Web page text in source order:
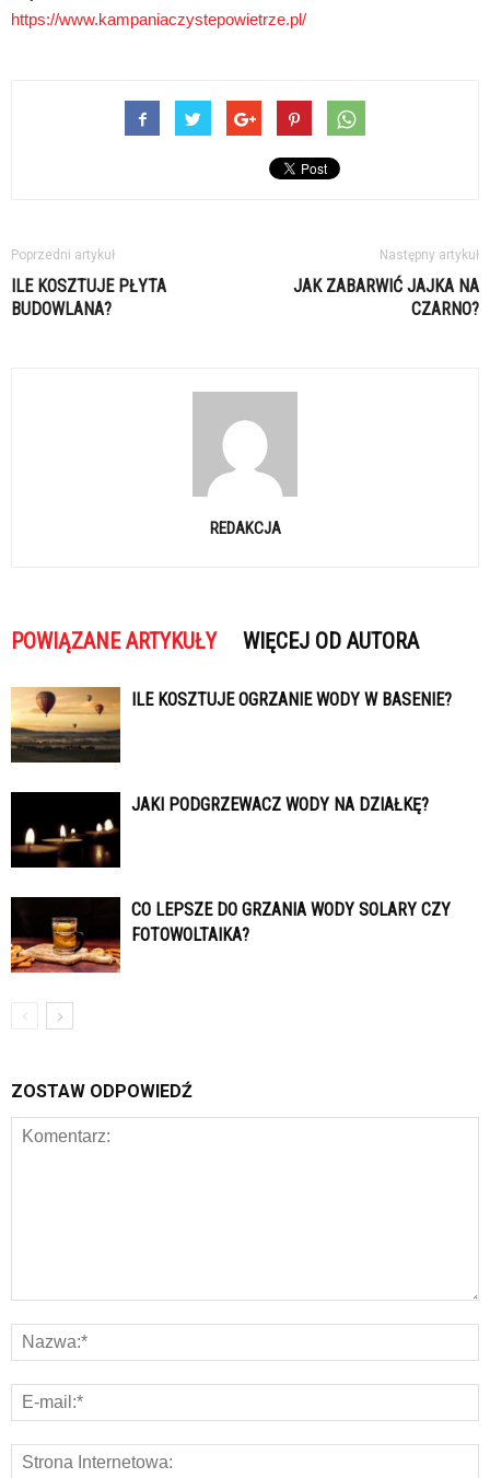
https://www.kampaniaczystepowietrze.pl/
Poprzedni artykuł
ILE KOSZTUJE PŁYTA
BUDOWLANA?
Następny artykuł
JAK ZABARWIĆ JAJKA NA
CZARNO?
REDAKCJA
POWIĄZANE ARTYKUŁY WIĘCEJ OD AUTORA
ILE KOSZTUJE OGRZANIE WODY W BASENIE?
JAKI PODGRZEWACZ WODY NA DZIAŁKĘ?
CO LEPSZE DO GRZANIA WODY SOLARY CZY
FOTOWOLTAIKA?
ZOSTAW ODPOWIEDŹ